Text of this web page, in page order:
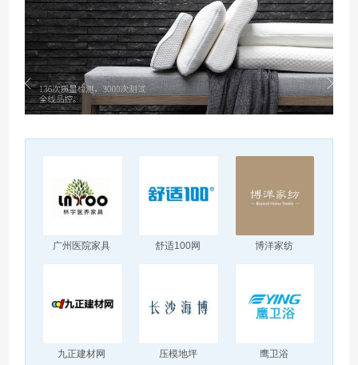
广州医院家具 舒适100网 博洋家纺
九正建材网 压模地坪 鹰卫浴